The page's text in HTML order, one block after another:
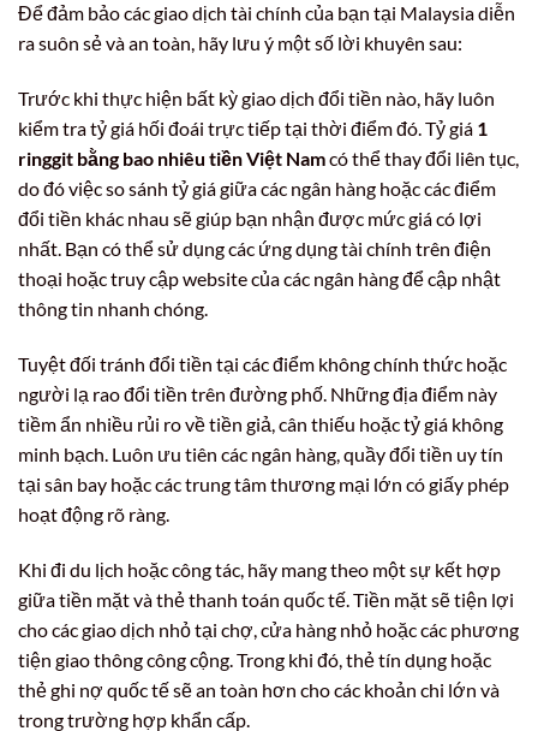
Để đảm bảo các giao dịch tài chính của bạn tại Malaysia diễn
ra suôn sẻ và an toàn, hãy lưu ý một số lời khuyên sau:
Trước khi thực hiện bất kỳ giao dịch đổi tiền nào, hãy luôn
kiểm tra tỷ giá hối đoái trực tiếp tại thời điểm đó. Tỷ giá 1
ringgit bằng bao nhiêu tiền Việt Namcó thể thay đổi liên tục,
do đó việc so sánh tỷ giá giữa các ngân hàng hoặc các điểm
đổi tiền khác nhau sẽ giúp bạn nhận được mức giá có lợi
nhất. Bạn có thể sử dụng các ứng dụng tài chính trên điện
thoại hoặc truy cập website của các ngân hàng để cập nhật
thông tin nhanh chóng.
Tuyệt đối tránh đổi tiền tại các điểm không chính thức hoặc
người lạ rao đổi tiền trên đường phố. Những địa điểm này
tiềm ẩn nhiều rủi ro về tiền giả, cân thiếu hoặc tỷ giá không
minh bạch. Luôn ưu tiên các ngân hàng, quầy đổi tiền uy tín
tại sân bay hoặc các trung tâm thương mại lớn có giấy phép
hoạt động rõ ràng.
Khi đi du lịch hoặc công tác, hãy mang theo một sự kết hợp
giữa tiền mặt và thẻ thanh toán quốc tế. Tiền mặt sẽ tiện lợi
cho các giao dịch nhỏ tại chợ, cửa hàng nhỏ hoặc các phương
tiện giao thông công cộng. Trong khi đó, thẻ tín dụng hoặc
thẻ ghi nợ quốc tế sẽ an toàn hơn cho các khoản chi lớn và
trong trường hợp khẩn cấp.